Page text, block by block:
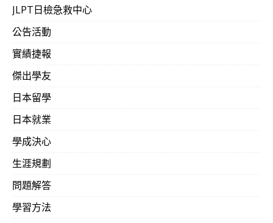
不知道已經衝到多少分了！無論如何，吳氏日文學友高
即使N1合格，也持續報考，早日締造自己人生的最高分紀
畢業於
補習班費用所花超過20萬了，得到的是零零落落的聽解
現在的工作(
1，莫說日文系畢業，絕大多數也難以合格，即使耗費
本語言學校一年半以上也難以合格：
JLPT日檢急救中心
公告活動
實績捷報
傑出學友
日本留學
日本就業
學成決心
生涯規劃
問題解答
學習方法